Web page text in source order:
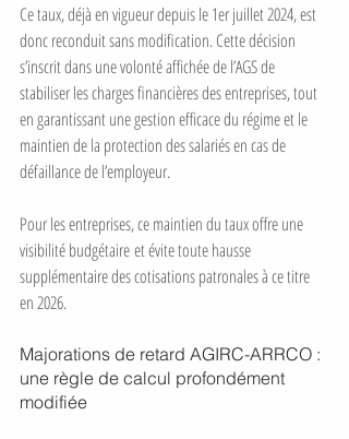
Ce taux, déjà en vigueur depuis le 1er juillet 2024, est
donc reconduit sans modification. Cette décision
s’inscrit dans une volonté affichée de l’AGS de
stabiliser les charges financières des entreprises, tout
en garantissant une gestion efficace du régime et le
maintien de la protection des salariés en cas de
défaillance de l’employeur.
Pour les entreprises, ce maintien du taux offre une
visibilité budgétaire et évite toute hausse
supplémentaire des cotisations patronales à ce titre
en 2026.
Majorations de retard AGIRC-ARRCO :
une règle de calcul profondément
modifiée